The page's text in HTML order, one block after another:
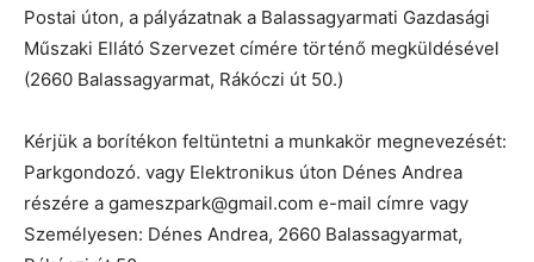
Postai úton, a pályázatnak a Balassagyarmati Gazdasági
Műszaki Ellátó Szervezet címére történő megküldésével
(2660 Balassagyarmat, Rákóczi út 50.)
Kérjük a borítékon feltüntetni a munkakör megnevezését:
Parkgondozó. vagy Elektronikus úton Dénes Andrea
részére a gameszpark@gmail.com e-mail címre vagy
Személyesen: Dénes Andrea, 2660 Balassagyarmat,